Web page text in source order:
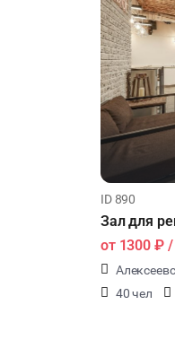
ID 890
Зал для
от 1300 ₽/
40 чел